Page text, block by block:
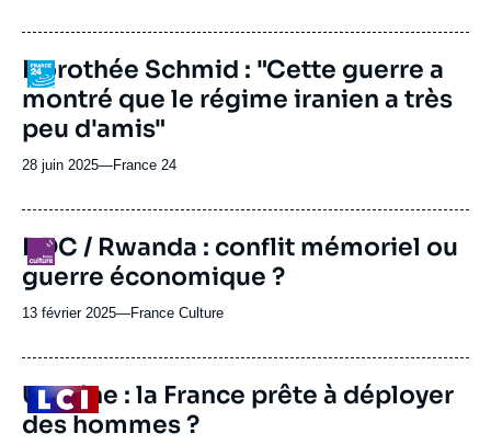
journal,
ou
émission
Logo
Dorothée Schmid : "Cette guerre a
montré que le régime iranien a très
peu d'amis"
28 juin 2025—Nom
journal,
ou
émission
France 24
Logo
RDC / Rwanda : conflit mémoriel ou
guerre économique ?
13 février 2025—Nom
journal,
ou
émission
France Culture
Logo
Ukraine : la France prête à déployer
des hommes ?